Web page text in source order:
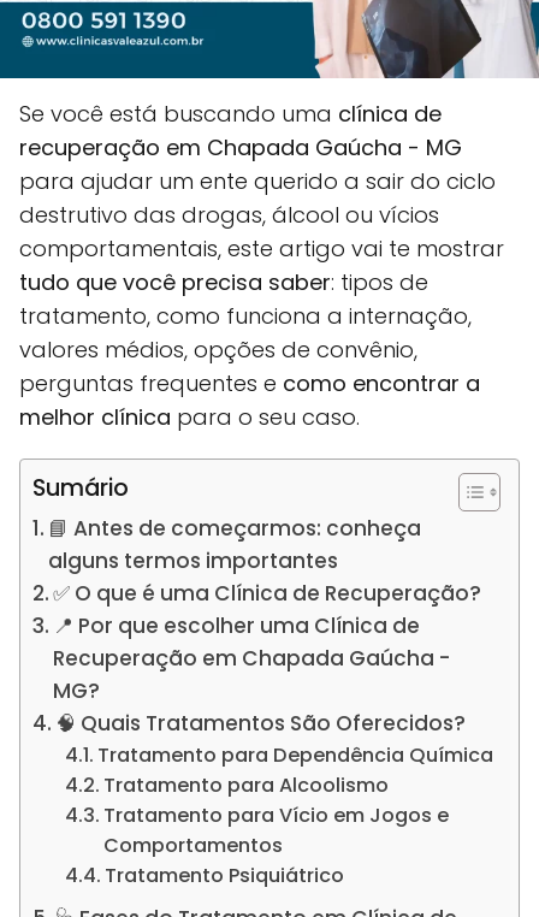
Se você está buscando uma clínica de
recuperação em Chapada Gaúcha - MG
para ajudar um ente querido a sair do ciclo
destrutivo das drogas, álcool ou vícios
comportamentais, este artigo vai te mostrar
tudo que você precisa saber: tipos de
tratamento, como funciona a internação,
valores médios, opções de convênio,
perguntas frequentes e como encontrar a
melhor clínica para o seu caso.
Sumário
📘 Antes de começarmos: conheça
alguns termos importantes
✅ O que é uma Clínica de Recuperação?
📍 Por que escolher uma Clínica de
Recuperação em Chapada Gaúcha -
MG?
🧠 Quais Tratamentos São Oferecidos?
Tratamento para Dependência Química
Tratamento para Alcoolismo
Tratamento para Vício em Jogos e
Comportamentos
Tratamento Psiquiátrico